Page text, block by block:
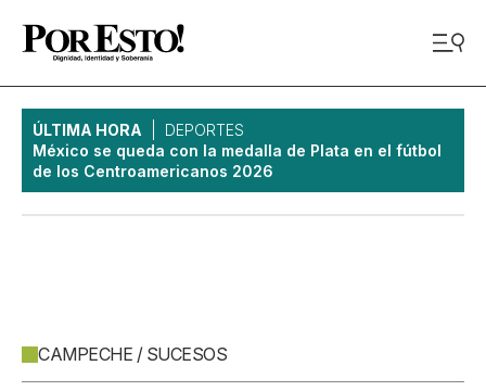
ÚLTIMA HORA
DEPORTES
México se queda con la medalla de Plata en el fútbol
de los Centroamericanos 2026
CAMPECHE / SUCESOS